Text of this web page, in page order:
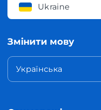
Ukraine
Змінити мову
Українська